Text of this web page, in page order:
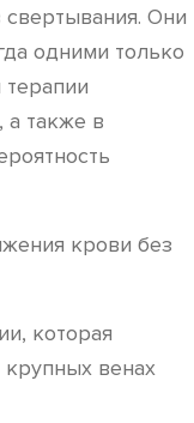
Они
одними только
терапии
а также в
крови без
которая
крупных венах